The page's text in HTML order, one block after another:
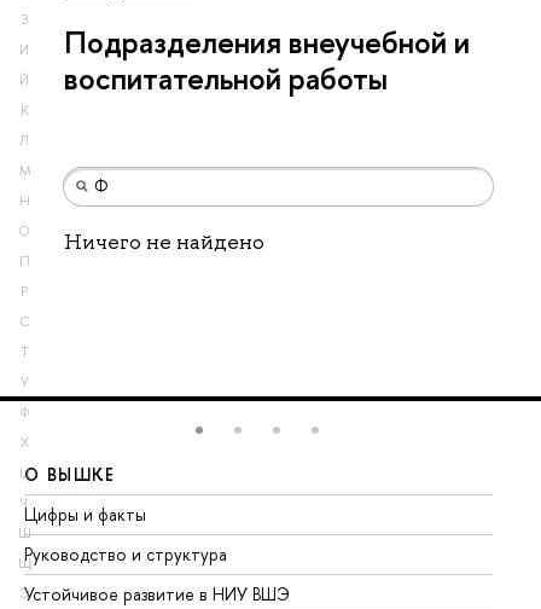
З
И
Й
К
Л
М
Н
О
П
Р
С
Т
У
Ф
Х
Ц
Ч
Ш
Щ
Э
Подразделения внеучебной и
воспитательной работы
Ничего не найдено
О ВЫШКЕ
Цифры и факты
Руководство и структура
Устойчивое развитие в НИУ ВШЭ